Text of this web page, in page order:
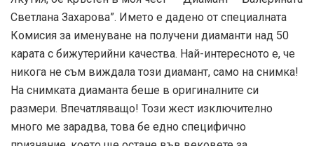
Светлана Захарова”. Името е дадено от специалната
Комисия за именуване на получени диаманти над 50
карата с бижутерийни качества. Най-интересното е, че
никога не съм виждала този диамант, само на снимка!
На снимката диаманта беше в оригиналните си
размери. Впечатляващо! Този жест изключително
много ме зарадва, това бе едно специфично